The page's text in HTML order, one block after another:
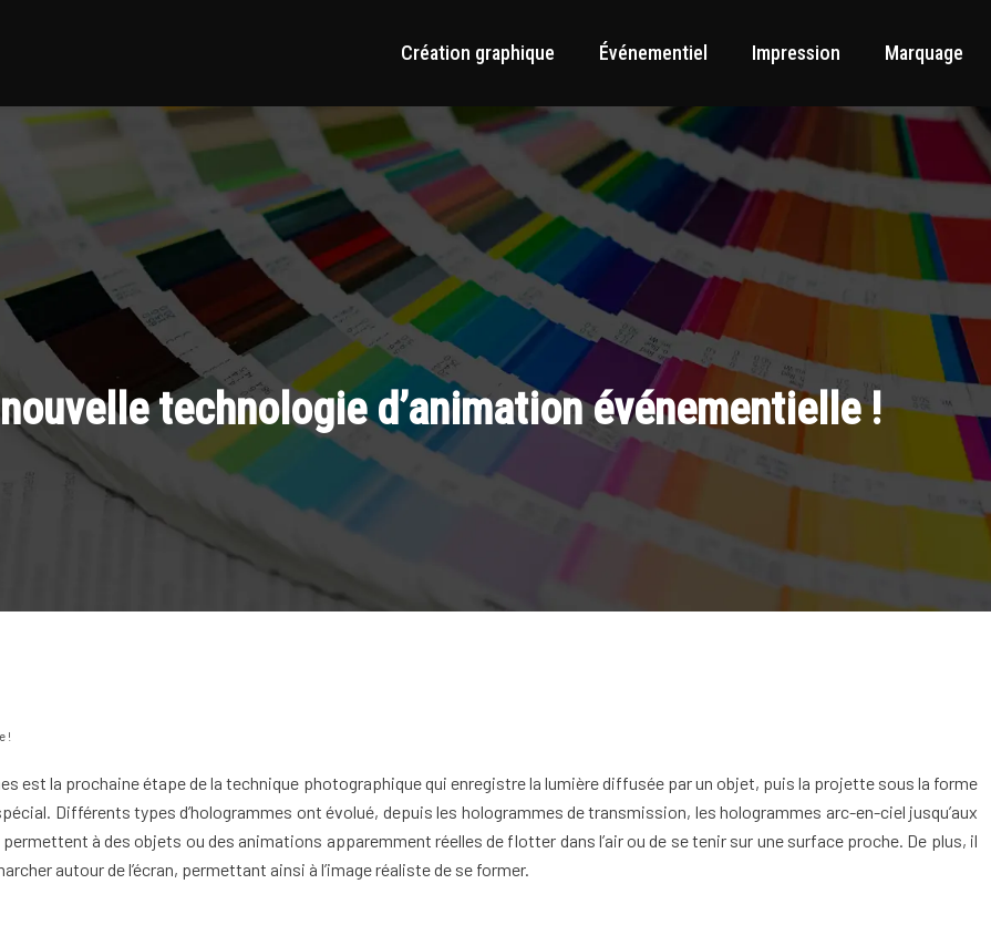
Création graphique Événementiel Impression Marquage
technologie d’animation événementielle !
!
est la prochaine étape de la technique photographique qui enregistre la lumière diffusée par un objet, puis la projette sous la forme
Différents types d’hologrammes ont évolué, depuis les hologrammes de transmission, les hologrammes arc-en-ciel jusqu’aux
à des objets ou des animations apparemment réelles de flotter dans l’air ou de se tenir sur une surface proche. De plus, il
autour de l’écran, permettant ainsi à l’image réaliste de se former.